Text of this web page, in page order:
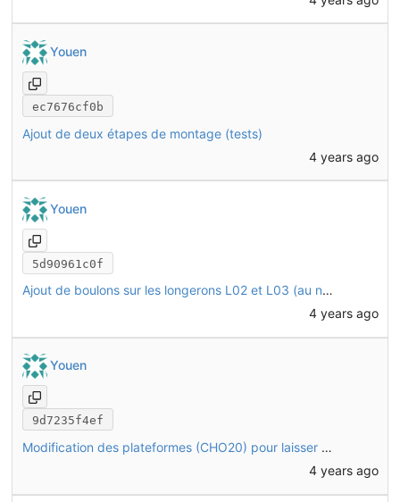
Youen
ec7676cf0b
Ajout de deux étapes de montage (tests)
4 years ago
Youen
5d90961c0f
Ajout de boulons sur les longerons L02 et L03 (au niveau des plateformes)
4 years ago
Youen
9d7235f4ef
Modification des plateformes (CHO20) pour laisser passer les rondelles
4 years ago